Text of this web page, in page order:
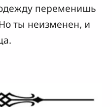
переменишь
ты неизменен, и